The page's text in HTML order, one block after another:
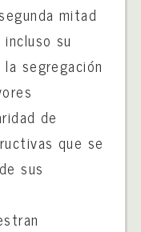
mitad
su
segregación
de
que se
sus